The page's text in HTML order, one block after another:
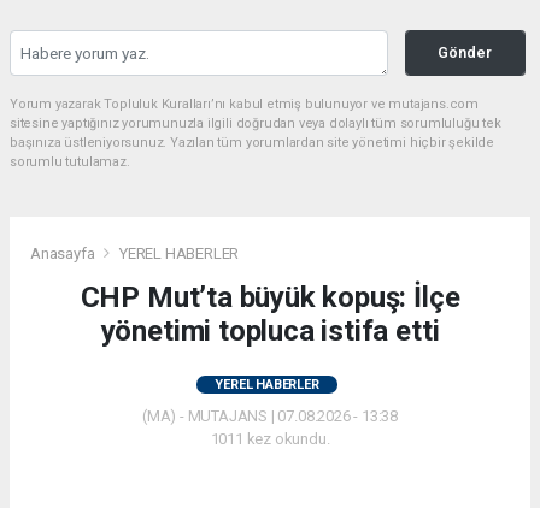
Gönder
Yorum yazarak Topluluk Kuralları’nı kabul etmiş bulunuyor ve mutajans.com
sitesine yaptığınız yorumunuzla ilgili doğrudan veya dolaylı tüm sorumluluğu tek
başınıza üstleniyorsunuz. Yazılan tüm yorumlardan site yönetimi hiçbir şekilde
sorumlu tutulamaz.
Anasayfa YEREL HABERLER
CHP Mut’ta büyük kopuş: İlçe
yönetimi topluca istifa etti
YEREL HABERLER
(MA) - MUTAJANS | 07.08.2026 - 13:38
1011 kez okundu.